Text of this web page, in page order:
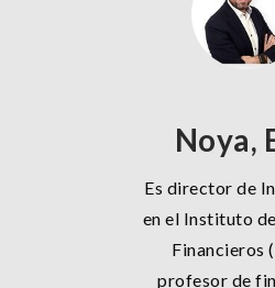
Noya,
Es director de
en el Instituto
Financieros
profesor de